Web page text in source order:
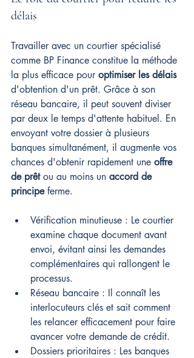
délais
Travailler avec un courtier spécialisé
comme BP Finance constitue la méthode
la plus efficace pour optimiser les délais
d'obtention d'un prêt. Grâce à son
réseau bancaire, il peut souvent diviser
par deux le temps d'attente habituel. En
envoyant votre dossier à plusieurs
banques simultanément, il augmente vos
chances d'obtenir rapidement une offre
de prêt ou au moins un accord de
principe ferme.
Vérification minutieuse : Le courtier
examine chaque document avant
envoi, évitant ainsi les demandes
complémentaires qui rallongent le
processus.
Réseau bancaire : Il connaît les
interlocuteurs clés et sait comment
les relancer efficacement pour faire
avancer votre demande de crédit.
Dossiers prioritaires : Les banques